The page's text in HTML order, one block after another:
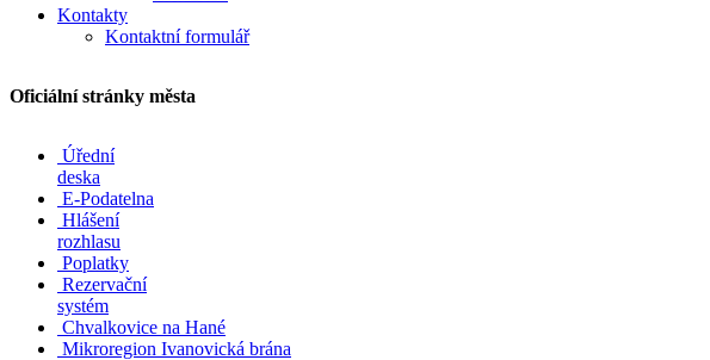
Kontakty
Kontaktní formulář
Oficiální stránky města
Úřední
deska
E-Podatelna
Hlášení
rozhlasu
Poplatky
Rezervační
systém
Chvalkovice na Hané
Mikroregion Ivanovická brána